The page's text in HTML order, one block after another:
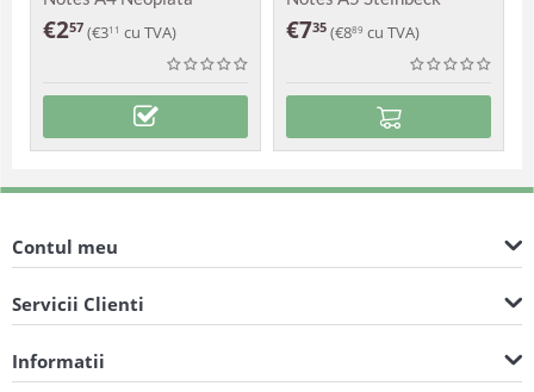
€257 (€311 cu TVA) €735 (€889 cu TVA)
Contul meu
Servicii Clienti
Informatii